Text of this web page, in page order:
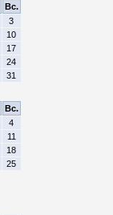
Вс.
3
10
17
24
31
Вс.
4
11
18
25